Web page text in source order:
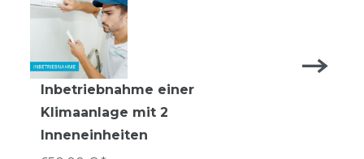
Inbetriebnahme einer
Klimaanlage mit 2
Inneneinheiten